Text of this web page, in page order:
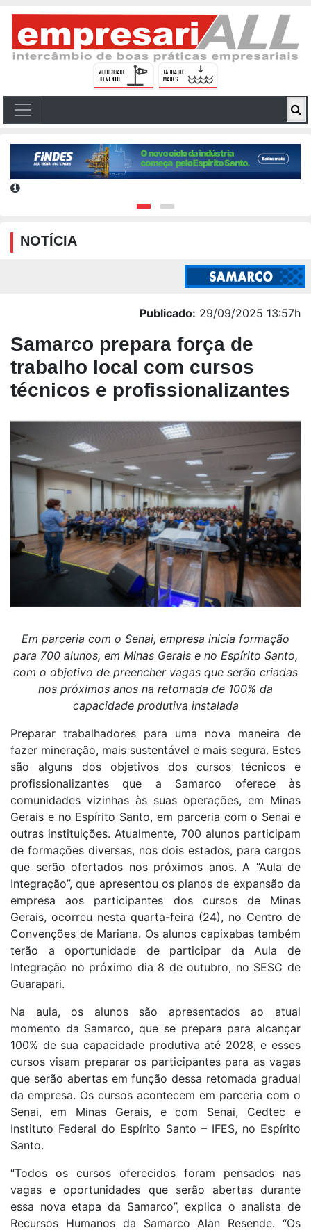
NOTÍCIA
Publicado: 29/09/2025 13:57h
Samarco prepara força de
trabalho local com cursos
técnicos e profissionalizantes
Em parceria com o Senai, empresa inicia formação
para 700 alunos, em Minas Gerais e no Espírito Santo,
com o objetivo de preencher vagas que serão criadas
nos próximos anos na retomada de 100% da
capacidade produtiva instalada
Preparar trabalhadores para uma nova maneira de
fazer mineração, mais sustentável e mais segura. Estes
são alguns dos objetivos dos cursos técnicos e
profissionalizantes que a Samarco oferece às
comunidades vizinhas às suas operações, em Minas
Gerais e no Espírito Santo, em parceria com o Senai e
outras instituições. Atualmente, 700 alunos participam
de formações diversas, nos dois estados, para cargos
que serão ofertados nos próximos anos. A “Aula de
Integração”, que apresentou os planos de expansão da
empresa aos participantes dos cursos de Minas
Gerais, ocorreu nesta quarta-feira (24), no Centro de
Convenções de Mariana. Os alunos capixabas também
terão a oportunidade de participar da Aula de
Integração no próximo dia 8 de outubro, no SESC de
Guarapari.
Na aula, os alunos são apresentados ao atual
momento da Samarco, que se prepara para alcançar
100% de sua capacidade produtiva até 2028, e esses
cursos visam preparar os participantes para as vagas
que serão abertas em função dessa retomada gradual
da empresa. Os cursos acontecem em parceria com o
Senai, em Minas Gerais, e com Senai, Cedtec e
Instituto Federal do Espírito Santo – IFES, no Espírito
Santo.
“Todos os cursos oferecidos foram pensados nas
vagas e oportunidades que serão abertas durante
essa nova etapa da Samarco”, explica o analista de
Recursos Humanos da Samarco Alan Resende. “Os